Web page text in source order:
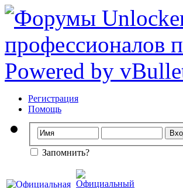
Регистрация
Помощь
Запомнить?